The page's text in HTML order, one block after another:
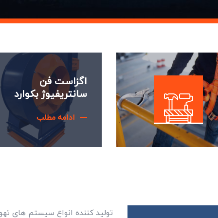
بالانس و سرویس فن
در محل
ادامه مطلب
و محاسبات
ادامه مطلب
تولید کننده انواع سیستم های